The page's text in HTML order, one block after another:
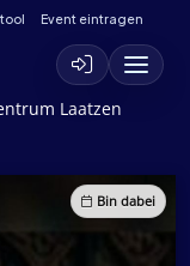
Event eintragen
Laatzen
Bin dabei